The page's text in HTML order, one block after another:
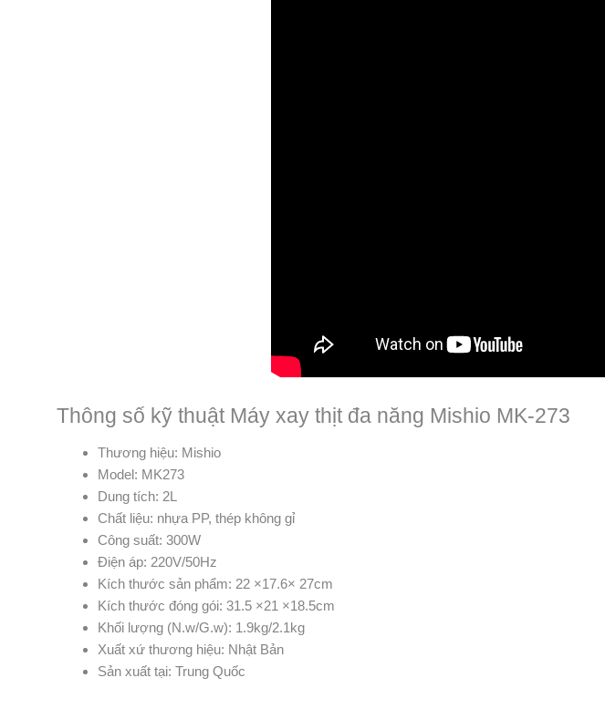
Thông số kỹ thuật Máy xay thịt đa năng Mishio MK-273
Thương hiệu: Mishio
Model: MK273
Dung tích: 2L
Chất liệu: nhựa PP, thép không gỉ
Công suất: 300W
Điện áp: 220V/50Hz
Kích thước sản phẩm: 22 ×17.6× 27cm
Kích thước đóng gói: 31.5 ×21 ×18.5cm
Khối lượng (N.w/G.w): 1.9kg/2.1kg
Xuất xứ thương hiệu: Nhật Bản
Sản xuất tại: Trung Quốc